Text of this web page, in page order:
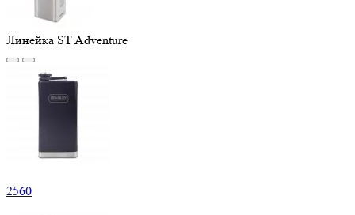
Линейка ST Adventure
2560